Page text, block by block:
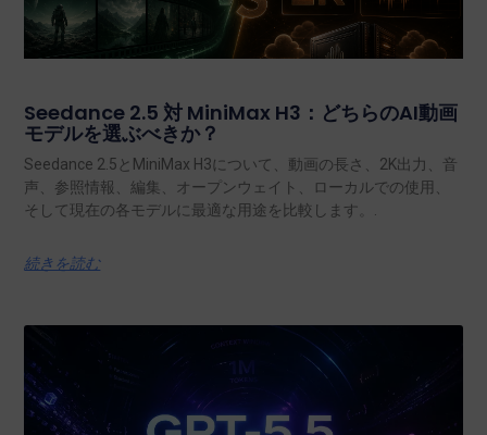
Seedance 2.5 対 MiniMax H3：どちらのAI動画
モデルを選ぶべきか？
Seedance 2.5とMiniMax H3について、動画の長さ、2K出力、音
声、参照情報、編集、オープンウェイト、ローカルでの使用、
そして現在の各モデルに最適な用途を比較します。.
続きを読む